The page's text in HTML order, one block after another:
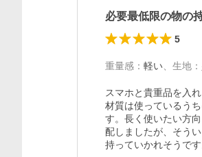
必要最低限の物の
5
重量感 ： 軽い 生地 ：
スマホと貴重品を入
材質は使っているう
す。長く使いたい方
配しましたが、そう
持っていかれそうで